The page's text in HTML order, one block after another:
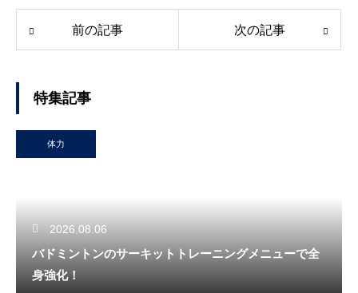
前の記事 次の記事
特集記事
体力
2026.08.06
バドミントンのサーキットトレーニングメニューで全
身強化！